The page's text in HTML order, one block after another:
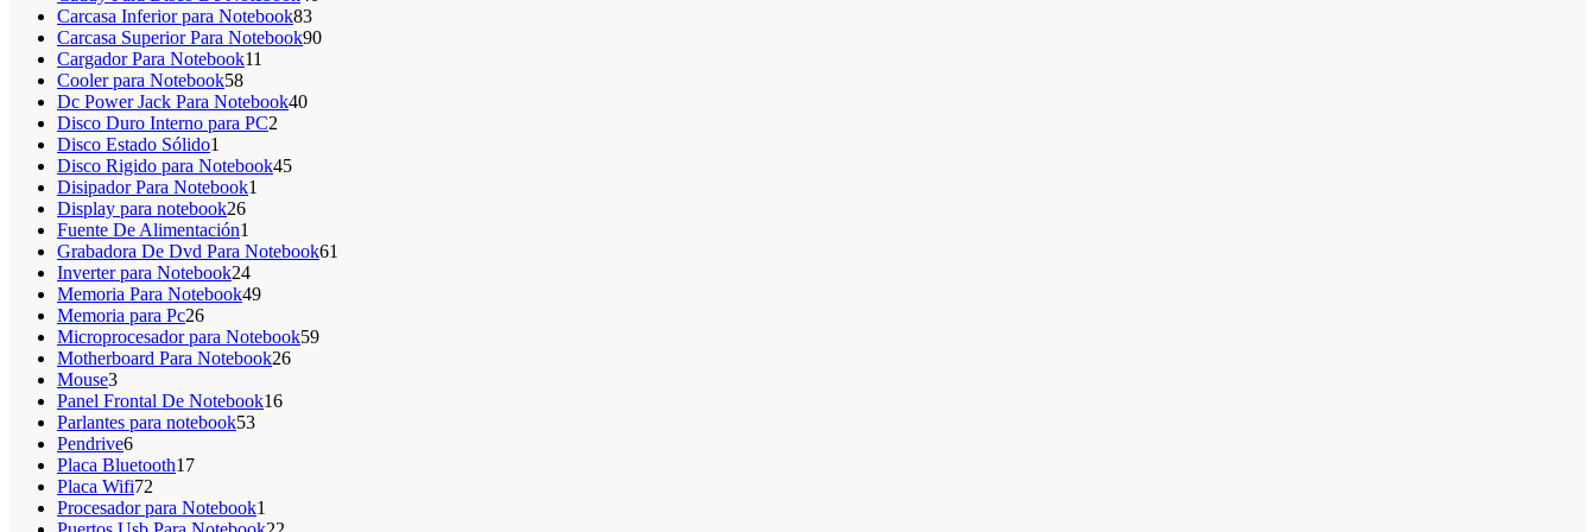
Carcasa Inferior para Notebook8383
productos
Carcasa Superior Para Notebook9090
Cargador Para Notebook11
Cooler para Notebook5858
productos
Dc Power Jack Para Notebook4040
Disco Duro Interno para PC2
Disco Estado Sólido1
producto
Disco Rigido para Notebook4545
Disipador Para Notebook1
Display para notebook2626
productos
Fuente De Alimentación1
producto
Grabadora De Dvd Para Notebook61
Inverter para Notebook2424
productos
Memoria Para Notebook4949
Memoria para Pc2626
productos
Microprocesador para Notebook5959
Motherboard Para Notebook2626
Mouse33
productos
Panel Frontal De Notebook1616
Parlantes para notebook5353
Pendrive66
productos
Placa Bluetooth1717
Placa Wifi72
productos
Procesador para Notebook1
producto